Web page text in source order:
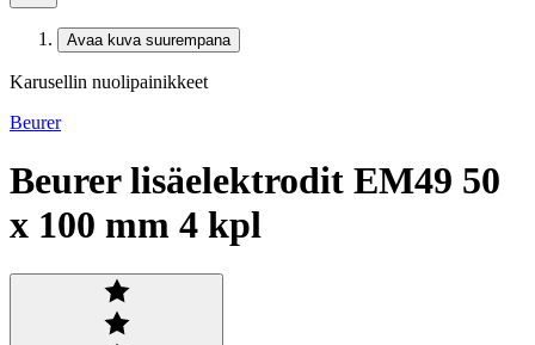
Avaa kuva suurempana
Karusellin nuolipainikkeet
Beurer
Beurer lisäelektrodit EM49 50
x 100 mm 4 kpl